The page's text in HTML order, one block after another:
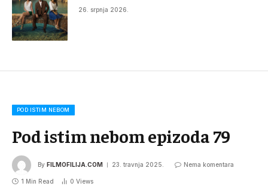
26. srpnja 2026.
POD ISTIM NEBOM
Pod istim nebom epizoda 79
By FILMOFILIJA.COM 23. travnja 2025. Nema komentara
1 Min Read 0 Views